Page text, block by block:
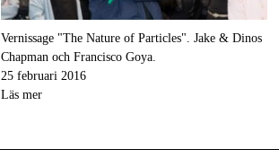
Vernissage "The Nature of Particles". Jake & Dinos
Chapman och Francisco Goya.
25 februari 2016
Läs mer